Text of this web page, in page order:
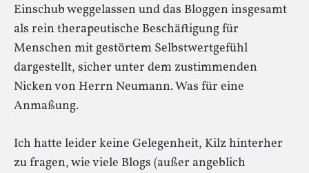
Einschub weggelassen und das Bloggen insgesamt
als rein therapeutische Beschäftigung für
Menschen mit gestörtem Selbstwertgefühl
dargestellt, sicher unter dem zustimmenden
Nicken von Herrn Neumann. Was für eine
Anmaßung.
Ich hatte leider keine Gelegenheit, Kilz hinterher
zu fragen, wie viele Blogs (außer angeblich